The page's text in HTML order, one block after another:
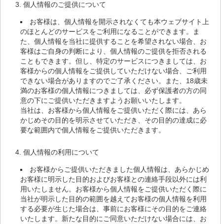
個人情報のご提供について
お客様は、個人情報を開示されなくても本ウェブサイト上
のほとんどのサービスをご利用になることができます。ま
た、個人情報を当社に提供することを希望されない場合、お
客様はご自身の判断により、個人情報のご提供を拒否される
こともできます。但し、特定のサービスにつきましては、お
客様からの個人情報をご提供していただけない場合、ご利用
できない場合がありますのでご了承ください。また、18歳未
満のお客様の個人情報につきましては、必ず保護者の方の同
意の下にご提供いただきますようお願いいたします。
当社は、お客様から個人情報をご提供いただく際には、あら
かじめその目的を明示させていただき、その目的の達成に必
要な範囲内で個人情報をご提供いただきます。
個人情報の利用について
お客様からご提供いただきました個人情報は、あらかじめ
お客様に明示した目的およびお客様との連絡手段以外には利
用いたしません。お客様から個人情報をご提供いただく際に
当社が明示した目的の範囲を越えてお客様の個人情報を利用
する必要が生じた場合は、事前にお客様にその目的をご連絡
いたします。新たな目的にご同意いただけない場合には、お